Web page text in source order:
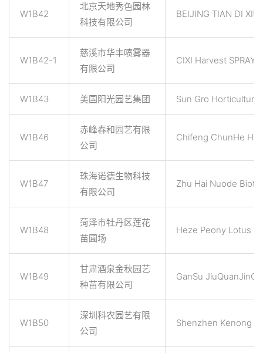
W1B42
北京天地秀色园林
科技有限公司
BEIJING TIAN DI XIU
W1B42-1
慈溪市华丰喷雾器
有限公司
CIXI Harvest
W1B43 美国阳光园艺集团 Sun Gro
W1B46
赤峰春和园艺有限
公司
Chifeng ChunHe
W1B47
珠海诺德生物科技
有限公司
Zhu Hai Nuode
W1B48
菏泽市牡丹区莲花
苗圃场
Heze Peony Lotus
W1B49
甘肃酒泉金秋园艺
种苗有限公司
GanSu
W1B50
深圳科农园艺有限
公司
Shenzhen Kenong